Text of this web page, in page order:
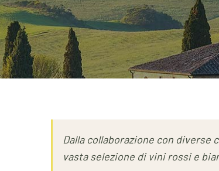
Dalla collaborazione con
vasta selezione di vini rossi e